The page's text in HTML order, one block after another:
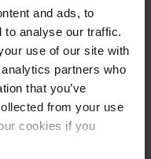
and ads, to
to analyse our traffic.
use of our site with
partners who
that you’ve
from your use
cookies if you